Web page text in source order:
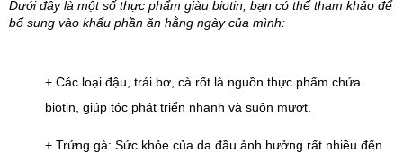
Dưới đây là một số thực phẩm giàu biotin, bạn có thể tham khảo để
bổ sung vào khẩu phần ăn hằng ngày của mình:
+ Các loại đậu, trái bơ, cà rốt là nguồn thực phẩm chứa
biotin, giúp tóc phát triển nhanh và suôn mượt.
+ Trứng gà: Sức khỏe của da đầu ảnh hưởng rất nhiều đến